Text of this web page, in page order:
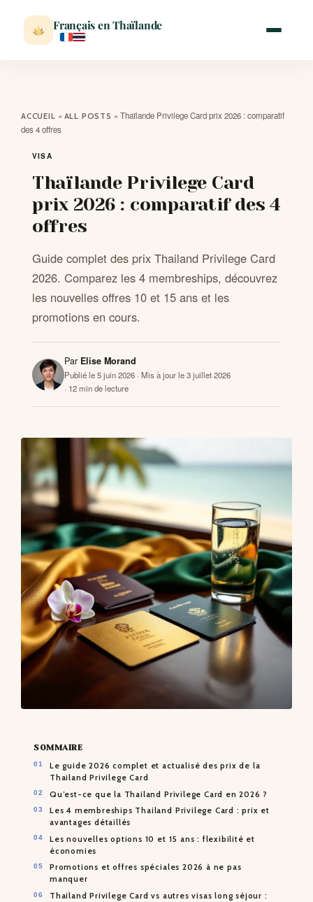
Français en Thaïlande
VISITER
MÉTÉO
EXPATRIATION
BLOG
ACCUEIL » ALL POSTS » Thaïlande Privilege Card prix 2026 : comparatif
des 4 offres
VISA
Thaïlande Privilege Card
prix 2026 : comparatif des 4
offres
Guide complet des prix Thailand Privilege Card
2026. Comparez les 4 membreships, découvrez
les nouvelles offres 10 et 15 ans et les
promotions en cours.
Par Elise Morand
Publié le 5 juin 2026 · Mis à jour le 3 juillet 2026
· 12 min de lecture
SOMMAIRE
Le guide 2026 complet et actualisé des prix de la
Thailand Privilege Card
Qu’est-ce que la Thailand Privilege Card en 2026 ?
Les 4 membreships Thailand Privilege Card : prix et
avantages détaillés
Les nouvelles options 10 et 15 ans : flexibilité et
économies
Promotions et offres spéciales 2026 à ne pas
manquer
Thailand Privilege Card vs autres visas long séjour :